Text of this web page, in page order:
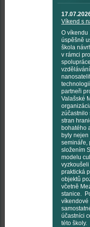
Víkend s
O víkendu
úspěšně
škola
v rámci
partneři
Valašské
zúčastnilo
stran
bohatého
byly nejen
semináře,
složením
modelu
praktická
objektů
včetně
stanice.
víkendové
účastníci
této školy.